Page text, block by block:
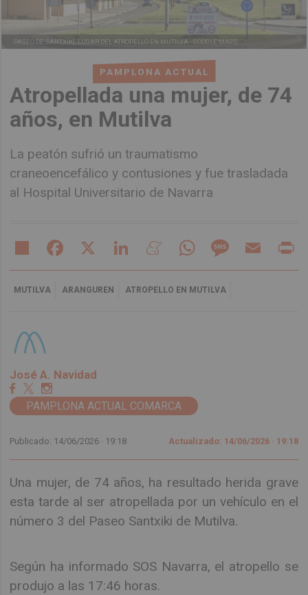
PAMPLONA ACTUAL
Atropellada una mujer, de 74
años, en Mutilva
La peatón sufrió un traumatismo
craneoencefálico y contusiones y fue trasladada
al Hospital Universitario de Navarra
PASEO DE SANTXIKI, LUGAR DEL ATROPELLO EN MUTILVA -GOOGLE MAPS
Share Facebook LinkedIn MeneameWhatsAppMessageEmail
MUTILVA ARANGUREN ATROPELLO EN MUTILVA
José A. Navidad
PAMPLONA ACTUAL COMARCA
Publicado: 14/06/2026 · 19:18 Actualizado: 14/06/2026 · 19:18
Una mujer, de 74 años, ha resultado herida grave
esta tarde al ser atropellada por un vehículo en el
número 3 del Paseo Santxiki de Mutilva.
Según ha informado SOS Navarra, el atropello se
produjo a las 17:46 horas.